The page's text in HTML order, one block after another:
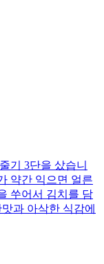
기 3단을 샀습니
약간 익으면 얼른
쑤어서 김치를 담
과 아삭한 식감에